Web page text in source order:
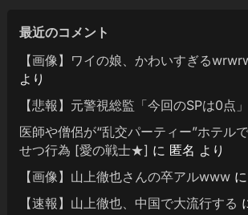
最近のコメント
【画像】ワイの娘、かわいすぎる
より
【悲報】元警視総監「今回のSPは0点」
医師や僧侶が“乱交パーティー”ホテル
せつ行為 [愛の戦士★] に 匿名 より
【画像】山上徹也さんの卒アルwwwに
【速報】山上徹也、中国で大流行する